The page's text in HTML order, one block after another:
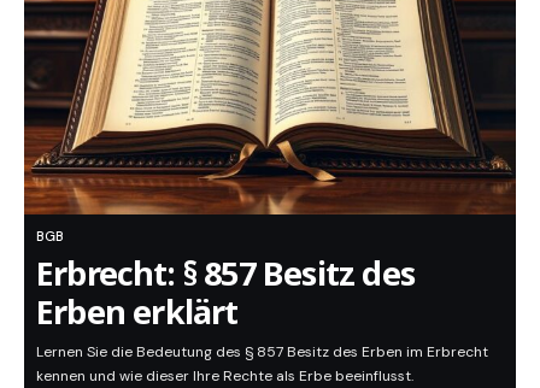
BGB
Erbrecht: § 857 Besitz des
Erben erklärt
Lernen Sie die Bedeutung des § 857 Besitz des Erben im Erbrecht
kennen und wie dieser Ihre Rechte als Erbe beeinflusst.